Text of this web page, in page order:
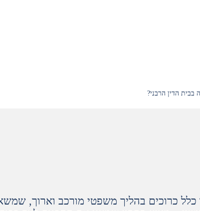
בבית הדין הרבני?
כרוכים בהליך משפטי מורכב וארוך,